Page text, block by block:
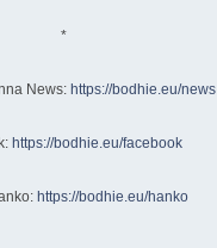
*
News: https://bodhie.eu/news
https://bodhie.eu/facebook
https://bodhie.eu/hanko